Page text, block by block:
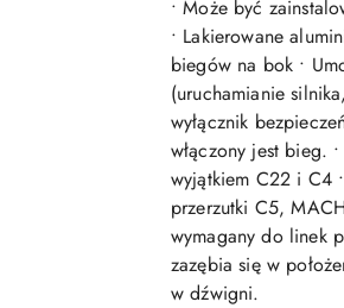
• Może być
• Lakierowane
biegów na bok •
(uruchamianie
wyłącznik
włączony jest bieg.
wyjątkiem C22 i C4
przerzutki C5,
wymagany do linek
zazębia się w
w dźwigni.